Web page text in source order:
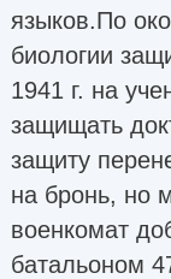
языков.По
биологии
1941 г. на
защищать
защиту
на бронь, но
военкомат
батальоном